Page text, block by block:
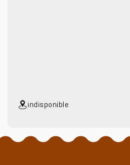
indisponible